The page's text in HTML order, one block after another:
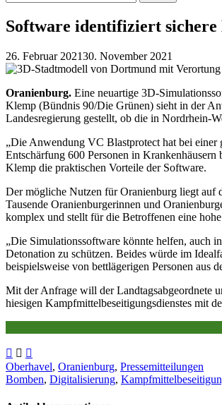
Software identifiziert
26. Februar 202130. November 2021
Oranienburg. Eine neuartige 3D-
Klemp (Bündnis 90/Die Grünen) sieht in der
Landesregierung gestellt, ob die in Nordrhein-
„Die Anwendung VC Blastprotect hat bei einer
Entschärfung 600 Personen in
Klemp die praktischen Vorteile der Software.
Der mögliche Nutzen für Oranienburg liegt auf
Tausende Oranienburgerinnen und
komplex und stellt für die Betroffenen eine
„Die Simulationssoftware könnte helfen, auch
Detonation zu schützen. Beides würde im
beispielsweise von bettlägerigen Personen
Mit der Anfrage will der Landtagsabgeordnete
hiesigen Kampfmittelbeseitigungsdienstes mit
Oberhavel, Oranienburg, Pressemitteilungen
Bomben, Digitalisierung,